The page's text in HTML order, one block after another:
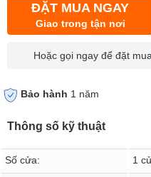
ĐẶT MUA NGAY
Giao trong tận nơi
Hoặc gọi ngay để đặt
Bảo hành 1 năm
Thông số kỹ thuật
Số cửa: 1